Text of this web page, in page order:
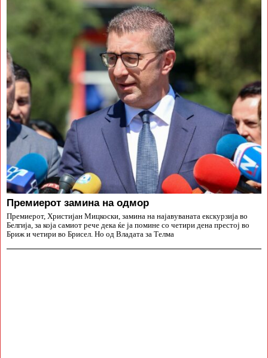
Премиерот замина на одмор
Премиерот, Христијан Мицкоски, замина на најавуваната екскурзија во
Белгија, за која самиот рече дека ќе ја помине со четири дена престој во
Бриж и четири во Брисел. Но од Владата за Телма